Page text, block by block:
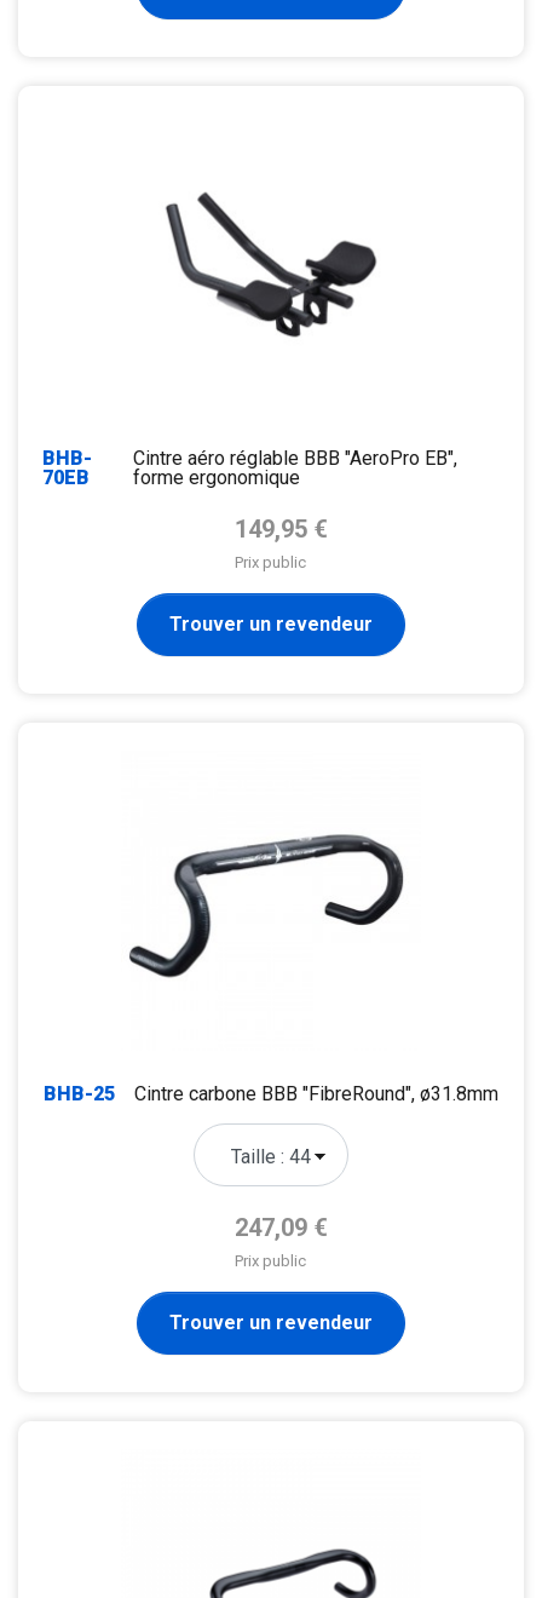
BHB-
70EB
Cintre aéro réglable BBB "AeroPro EB",
forme ergonomique
Prix de base
149,95 €
Prix public
Trouver un revendeur
BHB-25 Cintre carbone BBB "FibreRound", ø31.8mm
Prix de base
247,09 €
Prix public
Trouver un revendeur